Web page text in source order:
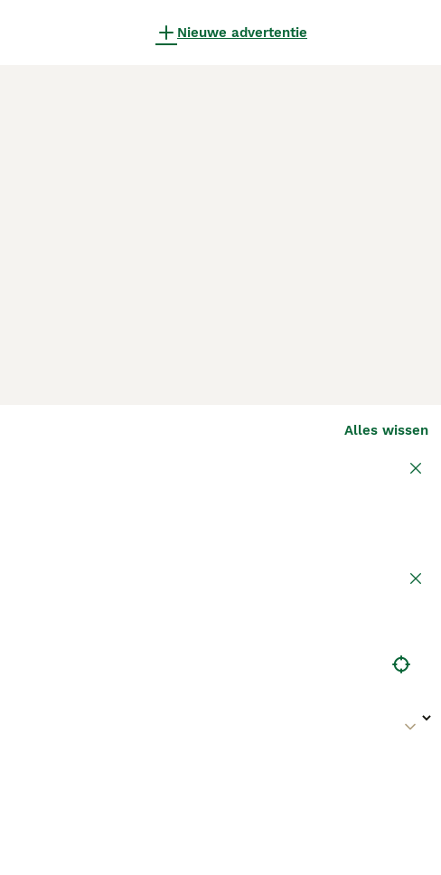
Nieuwe advertentie
Alles wissen